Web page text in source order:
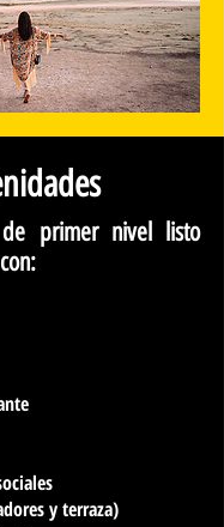
primer nivel listo
y terraza)